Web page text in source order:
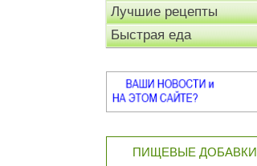
Лучшие рецепты
Быстрая еда
ПИЩЕВЫЕ ДОБАВКИ